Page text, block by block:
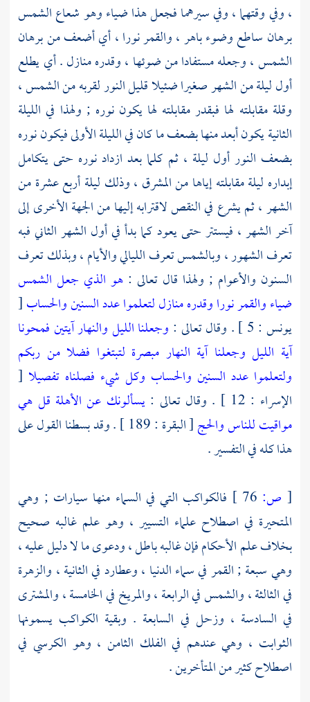
، وفي وقتهما ، وفي سيرهما فجعل هذا ضياء وهو شعاع الشمس
برهان ساطع وضوء باهر ، والقمر نورا ، أي أضعف من برهان
الشمس ، وجعله مستفادا من ضوئها ، وقدره منازل . أي يطلع
أول ليلة من الشهر صغيرا ضئيلا قليل النور لقربه من الشمس ،
وقلة مقابلته لها فبقدر مقابلته لها يكون نوره ; ولهذا في الليلة
الثانية يكون أبعد منها بضعف ما كان في الليلة الأولى فيكون نوره
بضعف النور أول ليلة ، ثم كلما بعد ازداد نوره حتى يتكامل
إبداره ليلة مقابلته إياها من المشرق ، وذلك ليلة أربع عشرة من
الشهر ، ثم يشرع في النقص لاقترابه إليها من الجهة الأخرى إلى
آخر الشهر ، فيستتر حتى يعود كما بدأ في أول الشهر الثاني فبه
تعرف الشهور ، وبالشمس تعرف الليالي والأيام ، وبذلك تعرف
السنون والأعوام ; ولهذا قال تعالى : هو الذي جعل الشمس
ضياء والقمر نورا وقدره منازل لتعلموا عدد السنين والحساب[
يونس : 5 ] . وقال تعالى :
وجعلنا الليل والنهار آيتين فمحونا
آية الليل وجعلنا آية النهار مبصرة لتبتغوا فضلا من ربكم
ولتعلموا عدد السنين والحساب وكل شيء فصلناه تفصيلا [
الإسراء : 12 ] . وقال تعالى :
يسألونك عن الأهلة قل هي
مواقيت للناس والحج
[ البقرة : 189 ] . وقد بسطنا القول على
هذا كله في التفسير .
[ ص:
فالكواكب التي في السماء منها سيارات ; وهي
المتحيرة في اصطلاح علماء التسيير ، وهو علم غالبه صحيح
بخلاف علم الأحكام فإن غالبه باطل ، ودعوى ما لا دليل عليه ،
وهي سبعة ; القمر في سماء الدنيا ، وعطارد في الثانية ، والزهرة
في الثالثة ، والشمس في الرابعة ، والمريخ في الخامسة ، والمشترى
في السادسة ، وزحل في السابعة . وبقية الكواكب يسمونها
الثوابت ، وهي عندهم في الفلك الثامن ، وهو الكرسي في
اصطلاح كثير من المتأخرين .